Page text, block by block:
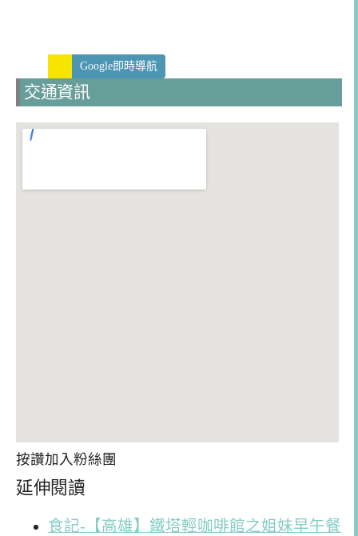
Google即時導航
交通資訊
按讚加入粉絲團
延伸閱讀
食記-【高雄】鐵塔輕咖啡館之姐妹早午餐